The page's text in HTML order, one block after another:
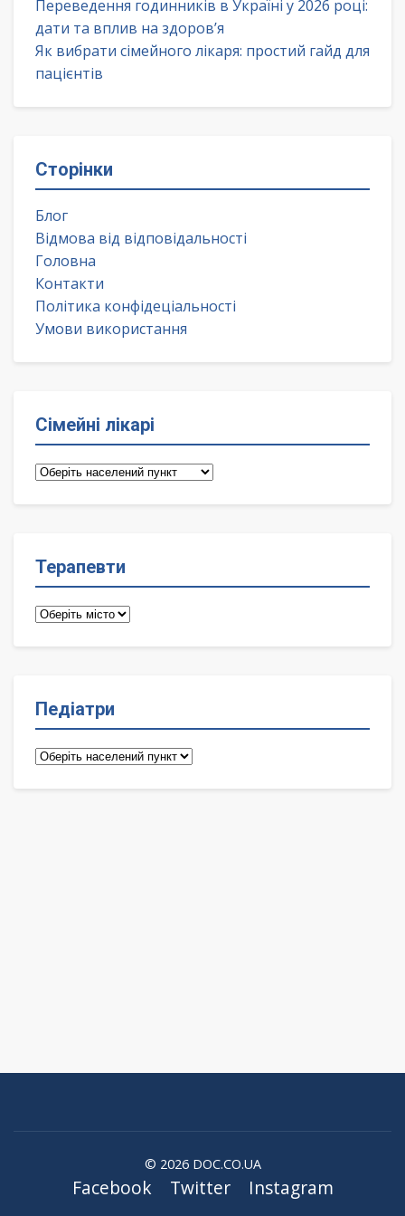
Переведення годинників в Україні у 2026 році:
дати та вплив на здоров’я
Як вибрати сімейного лікаря: простий гайд для
пацієнтів
Сторінки
Блог
Відмова від відповідальності
Головна
Контакти
Політика конфідеціальності
Умови використання
Сімейні лікарі
Сімейні
Терапевти
Терапевти
Педіатри
Педіатри
© 2026 DOC.CO.UA
Facebook Twitter Instagram